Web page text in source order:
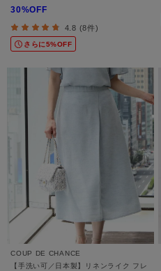
30%OFF
4.8 (8件)
さらに5%OFF
COUP DE CHANCE
【手洗い可／日本製】リネンライク フレ